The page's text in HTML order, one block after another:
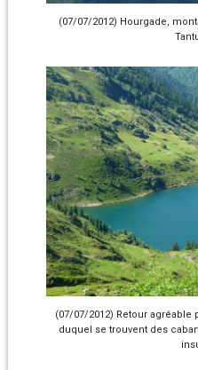
(07/07/2012) Hourgade,
(07/07/2012) Retour
duquel se trouvent des